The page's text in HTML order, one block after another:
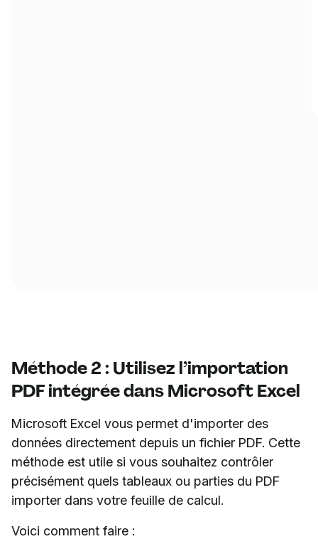
Méthode 2 : Utilisez l’importation
PDF intégrée dans Microsoft Excel
Microsoft Excel vous permet d'importer des
données directement depuis un fichier PDF. Cette
méthode est utile si vous souhaitez contrôler
précisément quels tableaux ou parties du PDF
importer dans votre feuille de calcul.
Voici comment faire :